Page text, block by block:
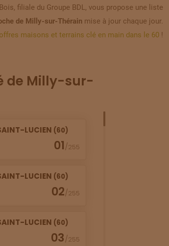
filiale du Groupe BDL, vous propose une liste
de Milly-sur-Thérain mise à jour chaque jour.
offres maisons et terrains clé en main dans le 60 !
de Milly-sur-
LUCIEN (60)
01/255
LUCIEN (60)
02/255
LUCIEN (60)
03/255